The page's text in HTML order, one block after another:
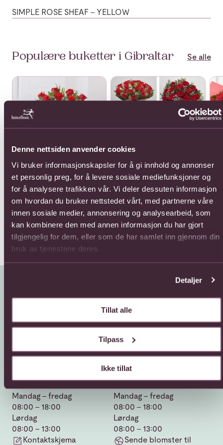
Denne nettsiden anvender cookies
Vi bruker informasjonskapsler for å gi innhold og annonser
et personlig preg, for å levere sosiale mediefunksjoner og
for å analysere trafikken vår. Vi deler dessuten informasjon
om hvordan du bruker nettstedet vårt, med partnerne våre
innen sosiale medier, annonsering og analysearbeid, som
kan kombinere den med annen informasjon du har gjort
tilgjengelig for dem, eller som de har samlet inn gjennom din
bruk av tjenestene deres.
Detaljer
Tillat alle
Tilpass
Ikke tillat
SIMPLE ROSE SHEAF - YELLOW
Populære buketter i Gibraltar Se alle
Se mer om 12 Long Stem Roses.
12 Long Stem Roses.
1078,-
Se mer om 24 Rose Bouquet
24 Rose Bouquet
1771,-
Se
24
Kundeservice
66 85 75 50
Mandag - fredag
08:00 - 18:00
Lørdag
08:00 - 13:00
Kontaktskjema
Sende blomster
800 40 400
Mandag - fredag
08:00 - 18:00
Lørdag
08:00 - 13:00
Sende blomster til